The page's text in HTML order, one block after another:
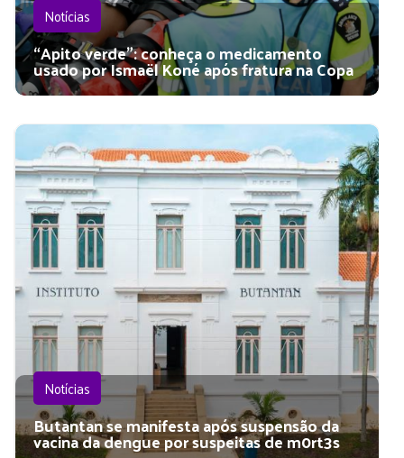
Notícias
“Apito verde”: conheça o medicamento
usado por Ismaël Koné após fratura na Copa
Notícias
Butantan se manifesta após suspensão da
vacina da dengue por suspeitas de m0rt3s